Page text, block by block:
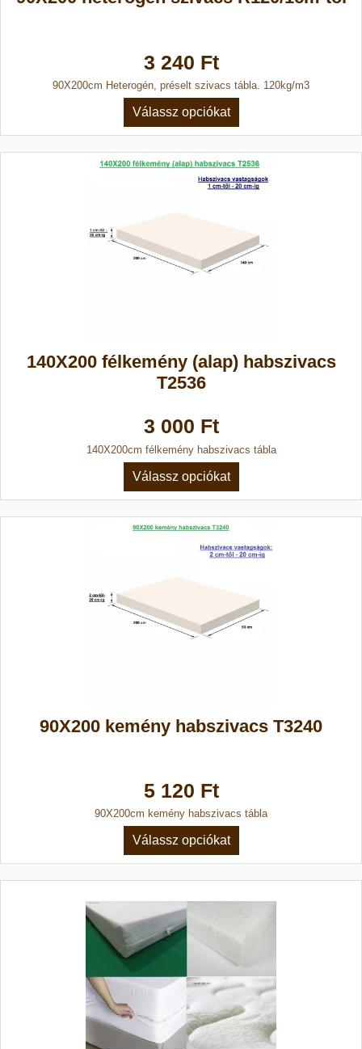
3 240 Ft
90X200cm Heterogén, préselt szivacs tábla. 120kg/m3
Válassz opciókat
140X200 félkemény (alap) habszivacs
T2536
3 000 Ft
140X200cm félkemény habszivacs tábla
Válassz opciókat
90X200 kemény habszivacs T3240
5 120 Ft
90X200cm kemény habszivacs tábla
Válassz opciókat